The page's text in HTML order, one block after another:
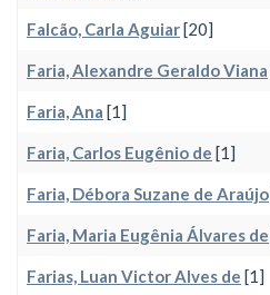
Falcão, Carla Aguiar[20]
Faria, Alexandre Geraldo Viana
Faria, Ana [1]
Faria, Carlos Eugênio de [1]
Faria, Débora Suzane de Araújo
Faria, Maria Eugênia Álvares de
Farias, Luan Victor Alves de [1]